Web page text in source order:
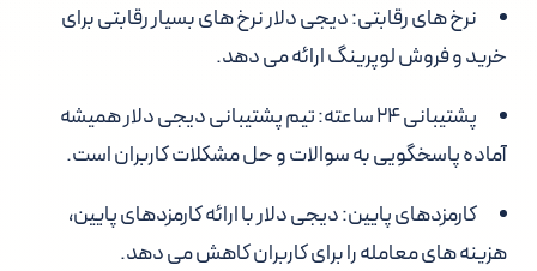
نرخ های رقابتی:دیجی دلار نرخ های بسیار رقابتی برای
خرید و فروش لوپرینگ ارائه می دهد.
پشتیبانی ۲۴ ساعته:
تیم پشتیبانی دیجی دلار همیشه
آماده پاسخگویی به سوالات و حل مشکلات کاربران است.
کارمزدهای پایین:دیجی دلار با ارائه کارمزدهای پایین،
هزینه های معامله را برای کاربران کاهش می دهد.